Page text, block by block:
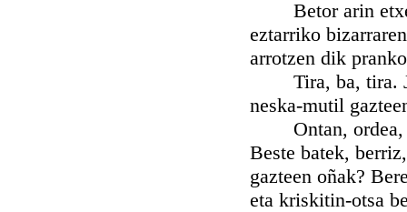
Betor arin
eztarriko
arrotzen dik
Tira, ba, tira.
neska-mutil
Ontan, ordea,
Beste batek,
gazteen oñak?
eta kriskitin-otsa